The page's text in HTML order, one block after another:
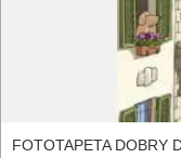
FOTOTAPETA DOBRY